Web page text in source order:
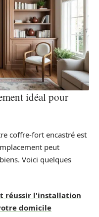
idéal pour
coffre-fort encastré est
peut
Voici quelques
réussir l'installation
domicile